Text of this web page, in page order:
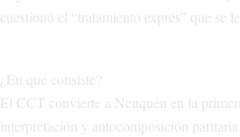
cuestionó el “tratamiento exprés” que se
¿En qué consiste?
El CCT convierte a Neuquén en la
interpretación y autocomposición